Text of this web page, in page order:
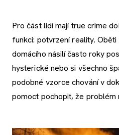
Pro část lidí mají true crime
funkci: potvrzení reality. Oběti
domácího násilí často roky
hysterické nebo si všechno
podobné vzorce chování v
pomoct pochopit, že problém